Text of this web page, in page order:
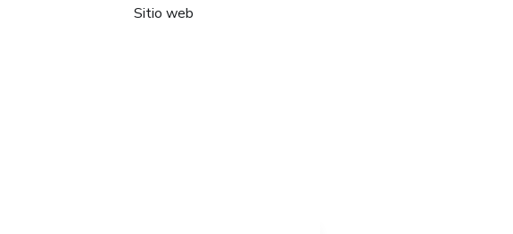
Sitio web